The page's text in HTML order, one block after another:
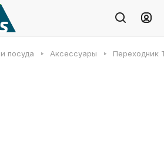
посуда Аксессуары Переходник